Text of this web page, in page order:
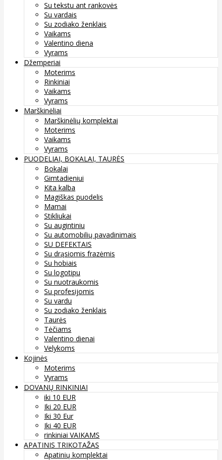
Su tekstu ant rankovės
Su vardais
Su zodiako ženklais
Vaikams
Valentino diena
Vyrams
Džemperiai
Moterims
Rinkiniai
Vaikams
Vyrams
Marškinėliai
Marškinėlių komplektai
Moterims
Vaikams
Vyrams
PUODELIAI, BOKALAI, TAURĖS
Bokalai
Gimtadieniui
Kita kalba
Magiškas puodelis
Mamai
Stikliukai
Su augintiniu
Su automobilių pavadinimais
SU DEFEKTAIS
Su drąsiomis frazėmis
Su hobiais
Su logotipu
Su nuotraukomis
Su profesijomis
Su vardu
Su zodiako ženklais
Taurės
Tėčiams
Valentino dienai
Velykoms
Kojinės
Moterims
Vyrams
DOVANŲ RINKINIAI
iki 10 EUR
Iki 20 EUR
Iki 30 Eur
Iki 40 EUR
rinkiniai VAIKAMS
APATINIS TRIKOTAŽAS
Apatinių komplektai